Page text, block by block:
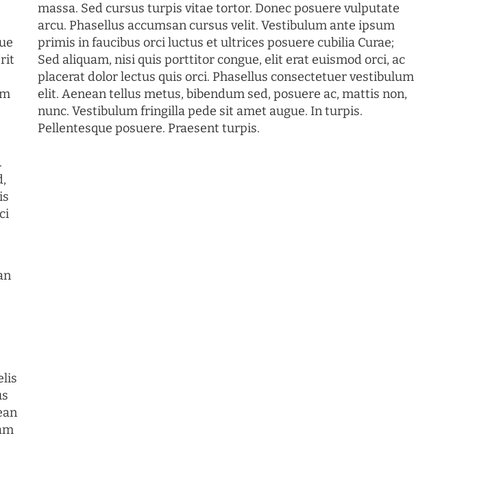
massa. Sed cursus turpis vitae tortor. Donec posuere vulputate
arcu. Phasellus accumsan cursus velit. Vestibulum ante ipsum
primis in faucibus orci luctus et ultrices posuere cubilia Curae;
Sed aliquam, nisi quis porttitor congue, elit erat euismod orci, ac
placerat dolor lectus quis orci. Phasellus consectetuer vestibulum
elit. Aenean tellus metus, bibendum sed, posuere ac, mattis non,
nunc. Vestibulum fringilla pede sit amet augue. In turpis.
Pellentesque posuere. Praesent turpis.